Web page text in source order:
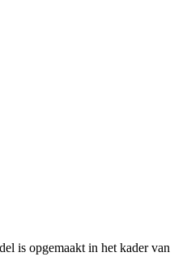
is opgemaakt in het kader van